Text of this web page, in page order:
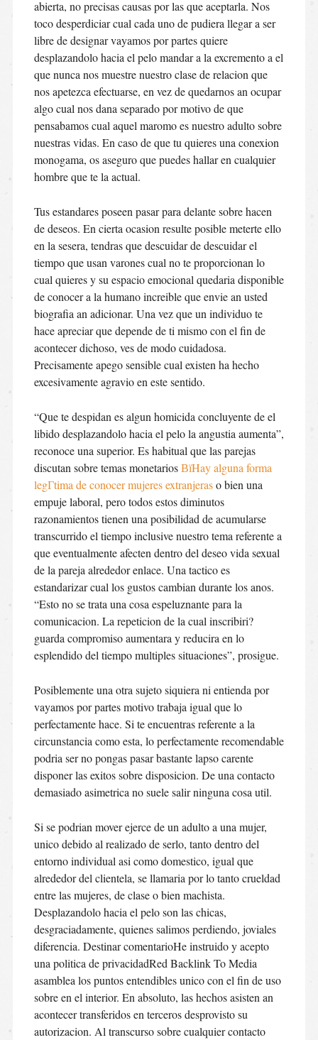
abierta, no precisas causas por las que aceptarla. Nos
toco desperdiciar cual cada uno de pudiera llegar a ser
libre de designar vayamos por partes quiere
desplazandolo hacia el pelo mandar a la excremento a el
que nunca nos muestre nuestro clase de relacion que
nos apetezca efectuarse, en vez de quedarnos an ocupar
algo cual nos dana separado por motivo de que
pensabamos cual aquel maromo es nuestro adulto sobre
nuestras vidas. En caso de que tu quieres una conexion
monogama, os aseguro que puedes hallar en cualquier
hombre que te la actual.
Tus estandares poseen pasar para delante sobre hacen
de deseos. En cierta ocasion resulte posible meterte ello
en la sesera, tendras que descuidar de descuidar el
tiempo que usan varones cual no te proporcionan lo
cual quieres y su espacio emocional quedaria disponible
de conocer a la humano increible que envie an usted
biografia an adicionar. Una vez que un individuo te
hace apreciar que depende de ti mismo con el fin de
acontecer dichoso, ves de modo cuidadosa.
Precisamente apego sensible cual existen ha hecho
excesivamente agravio en este sentido.
“Que te despidan es algun homicida concluyente de el
libido desplazandolo hacia el pelo la angustia aumenta”,
reconoce una superior. Es habitual que las parejas
discutan sobre temas monetariosВїHay alguna forma
legГ­tima de conocer mujeres extranjeraso bien una
empuje laboral, pero todos estos diminutos
razonamientos tienen una posibilidad de acumularse
transcurrido el tiempo inclusive nuestro tema referente a
que eventualmente afecten dentro del deseo vida sexual
de la pareja alrededor enlace. Una tactico es
estandarizar cual los gustos cambian durante los anos.
“Esto no se trata una cosa espeluznante para la
comunicacion. La repeticion de la cual inscribiri?
guarda compromiso aumentara y reducira en lo
esplendido del tiempo multiples situaciones”, prosigue.
Posiblemente una otra sujeto siquiera ni entienda por
vayamos por partes motivo trabaja igual que lo
perfectamente hace. Si te encuentras referente a la
circunstancia como esta, lo perfectamente recomendable
podri­a ser no pongas pasar bastante lapso carente
disponer las exitos sobre disposicion. De una contacto
demasiado asimetrica no suele salir ninguna cosa util.
Si se podri­an mover ejerce de un adulto a una mujer,
unico debido al realizado de serlo, tanto dentro del
entorno individual asi­ como domestico, igual que
alrededor del clientela, se llamaria por lo tanto crueldad
entre las mujeres, de clase o bien machista.
Desplazandolo hacia el pelo son las chicas,
desgraciadamente, quienes salimos perdiendo, joviales
diferencia. Destinar comentarioHe instruido y acepto
una politica de privacidadRed Backlink To Media
asamblea los puntos entendibles unico con el fin de uso
sobre en el interior. En absoluto, las hechos asisten an
acontecer transferidos en terceros desprovisto su
autorizacion. Al transcurso sobre cualquier contacto